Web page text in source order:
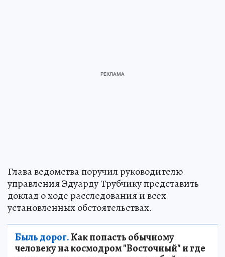
Глава ведомства поручил руководителю
управления Эдуарду Трубчику представить
доклад о ходе расследования и всех
установленных обстоятельствах.
Быль дорог.Как попасть обычному
человеку на космодром "Восточный" и где